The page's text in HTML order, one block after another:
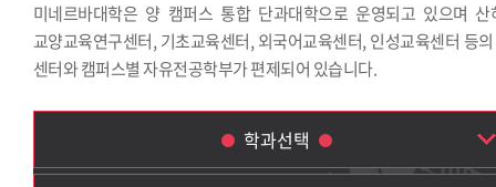
미네르바대학은 양 캠퍼스 통합 단과대학으로 운영되고 있으며 산
교양교육연구센터, 기초교육센터, 외국어교육센터, 인성교육센터 등
센터와 캠퍼스별 자유전공학부가 편제되어 있습니다.
학과선택